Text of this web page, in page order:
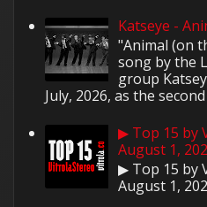
Katseye -
"Animal (on
song by the
group
July, 2026, as the second
▶ Top 15 by
August 1,
▶ Top 15 by
August 1,